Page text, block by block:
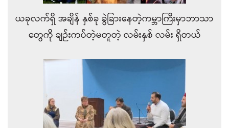
ယခုလက်ရှိ အချိန် နှစ်ခု ခွဲခြားနေတဲ့ကမ္ဘာကြီးမှာဘာသာ
တွေကို ချဉ်းကပ်တဲ့မတူတဲ့ လမ်းနှစ် လမ်း ရှိတယ်